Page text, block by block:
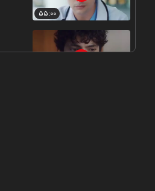
۵۵:۰۰